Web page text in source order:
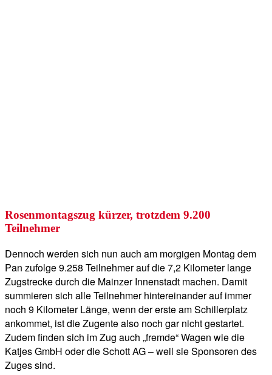
Rosenmontagszug kürzer, trotzdem 9.200
Teilnehmer
Dennoch werden sich nun auch am morgigen Montag dem
Pan zufolge 9.258 Teilnehmer auf die 7,2 Kilometer lange
Zugstrecke durch die Mainzer Innenstadt machen. Damit
summieren sich alle Teilnehmer hintereinander auf immer
noch 9 Kilometer Länge, wenn der erste am Schillerplatz
ankommet, ist die Zugente also noch gar nicht gestartet.
Zudem finden sich im Zug auch „fremde“ Wagen wie die
Katjes GmbH oder die Schott AG – weil sie Sponsoren des
Zuges sind.